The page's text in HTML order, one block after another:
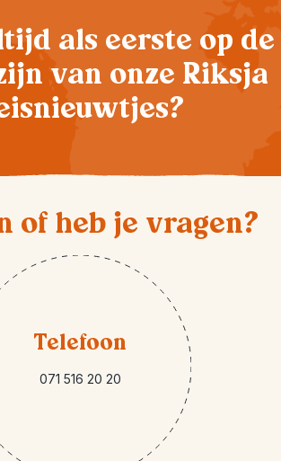
als eerste op de
van onze Riksja
of heb je vragen?
Telefoon
071 516 20 20